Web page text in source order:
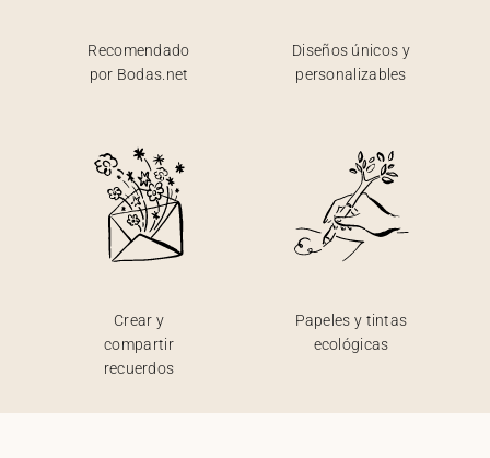
Recomendado
por Bodas.net
Diseños únicos y
personalizables
Crear y
compartir
recuerdos
Papeles y tintas
ecológicas